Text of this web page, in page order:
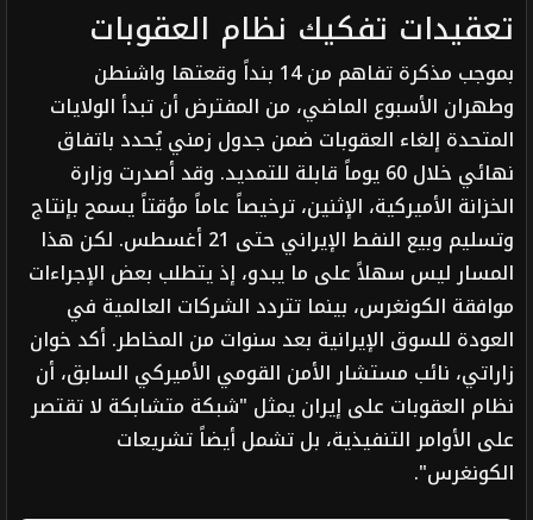
تعقيدات تفكيك نظام العقوبات
بموجب مذكرة تفاهم من 14 بنداً وقعتها واشنطن
وطهران الأسبوع الماضي، من المفترض أن تبدأ الولايات
المتحدة إلغاء العقوبات ضمن جدول زمني يُحدد باتفاق
نهائي خلال 60 يوماً قابلة للتمديد. وقد أصدرت وزارة
الخزانة الأميركية، الإثنين، ترخيصاً عاماً مؤقتاً يسمح بإنتاج
وتسليم وبيع النفط الإيراني حتى 21 أغسطس. لكن هذا
المسار ليس سهلاً على ما يبدو، إذ يتطلب بعض الإجراءات
موافقة الكونغرس، بينما تتردد الشركات العالمية في
العودة للسوق الإيرانية بعد سنوات من المخاطر. أكد خوان
زاراتي، نائب مستشار الأمن القومي الأميركي السابق، أن
نظام العقوبات على إيران يمثل "شبكة متشابكة لا تقتصر
على الأوامر التنفيذية، بل تشمل أيضاً تشريعات
الكونغرس".